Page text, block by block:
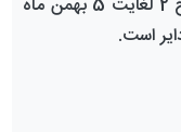
38 از تاریخ 2 لغایت 5 بهمن ماه
.